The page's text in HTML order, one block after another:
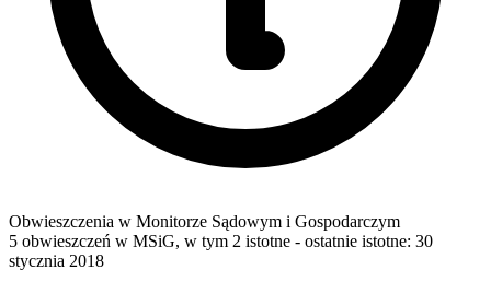
Obwieszczenia w Monitorze Sądowym i Gospodarczym
5 obwieszczeń w MSiG, w tym 2 istotne - ostatnie istotne: 30
stycznia 2018